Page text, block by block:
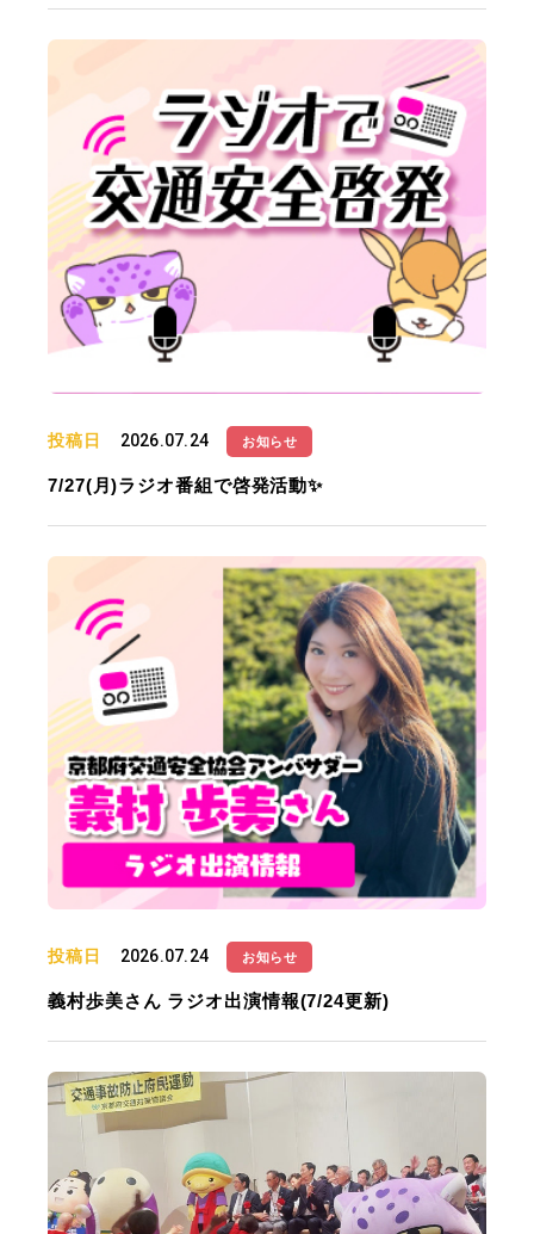
投稿日 2026.07.24 お知らせ
7/27(月)ラジオ番組で啓発活動✨
投稿日 2026.07.24 お知らせ
義村歩美さん ラジオ出演情報(7/24更新)